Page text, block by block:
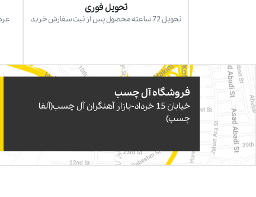
تحویل فوری
تحویل 72 ساعته محصول پس از ثبت سفارش خرید
فروشگاه آل چسب
خيابان 15 خرداد-بازار آهنگران آل چسب(آلفا
چسب)